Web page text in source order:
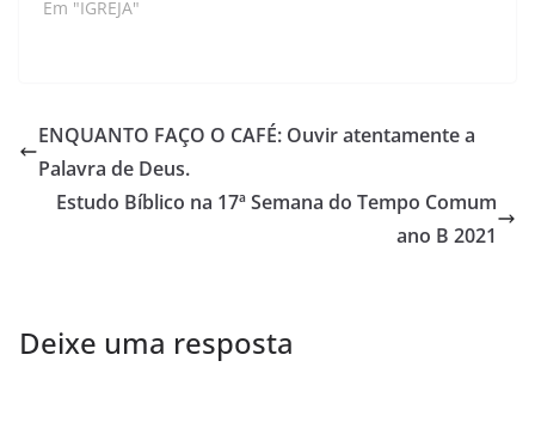
Em "IGREJA"
ENQUANTO FAÇO O CAFÉ: Ouvir atentamente a
Palavra de Deus.
Estudo Bíblico na 17ª Semana do Tempo Comum
ano B 2021
Deixe uma resposta